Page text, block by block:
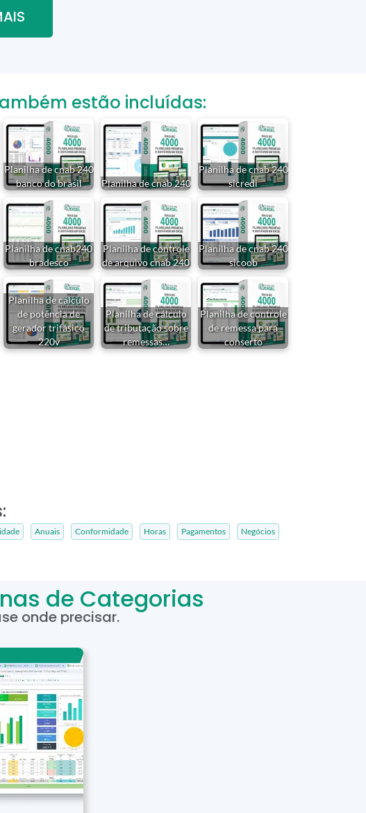
estão incluídas:
Planilha de cnab 240
banco do brasil
Planilha de cnab 240
Planilha de cnab 240
sicredi
Planilha de cnab240
bradesco
Planilha de controle
de arquivo cnab 240
Planilha de cnab 240
sicoob
Planilha de cálculo
de potência de
gerador trifásico
220v
Planilha de cálculo
de tributação sobre
remessas…
Planilha de controle
de remessa para
conserto
Anuais Conformidade Horas Pagamentos Negócios
de Categorias
onde precisar.